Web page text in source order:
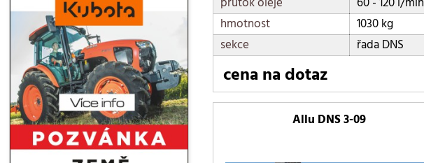
9-12 t
9 - 14 t
hmotnost
1030 kg
sekce
řada DNS
cena na dotaz
Allu DNS 3-09